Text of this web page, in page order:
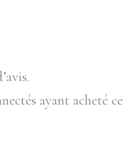
ayant acheté